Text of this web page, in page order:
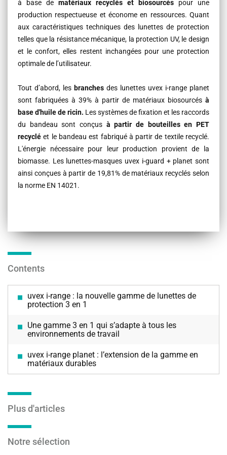
à base de matériaux recyclés et biosourcés pour une
production respectueuse et économe en ressources. Quant
aux caractéristiques techniques des lunettes de protection
telles que la résistance mécanique, la protection UV, le design
et le confort, elles restent inchangées pour une protection
optimale de l’utilisateur.
Tout d’abord, les branches des lunettes uvex i-range planet
sont fabriquées à 39% à partir de matériaux biosourcés à
base d'huile de ricin. Les systèmes de fixation et les raccords
du bandeau sont conçus à partir de bouteilles en PET
recycléet le bandeau est fabriqué à partir de textile recyclé.
L'énergie nécessaire pour leur production provient de la
biomasse. Les lunettes-masques uvex i-guard + planet sont
ainsi conçues à partir de 19,81% de matériaux recyclés selon
la norme EN 14021.
Contents
uvex i-range : la nouvelle gamme de lunettes de
protection 3 en 1
Une gamme 3 en 1 qui s’adapte à tous les
environnements de travail
uvex i-range planet : l’extension de la gamme en
matériaux durables
Plus d'articles
Notre sélection